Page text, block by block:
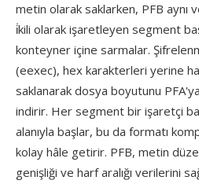
metin olarak saklarken, PFB aynı
i̇kili olarak işaretleyen segment
konteyner içine sarmalar.
(eexec), hex karakterleri yerine
saklanarak dosya boyutunu PFA'ya
indirir. Her segment bir işaretçi
alanıyla başlar, bu da formatı
kolay hâle getirir. PFB, metin
genişliği ve harf aralığı verilerini